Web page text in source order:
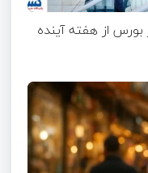
بورس از هفته آینده